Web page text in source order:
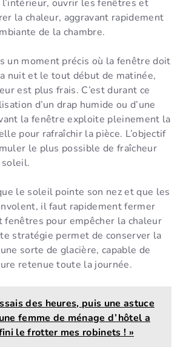
ouvrir les fenêtres et
la chaleur, aggravant rapidement
de la chambre.
un moment précis où la fenêtre doit
nuit et le tout début de matinée,
est plus frais. C’est durant ce
d’un drap humide ou d’une
la fenêtre exploite pleinement la
pour rafraîchir la pièce. L’objectif
le plus possible de fraîcheur
le soleil pointe son nez et que les
il faut rapidement fermer
fenêtres pour empêcher la chaleur
stratégie permet de conserver la
sorte de glacière, capable de
retenue toute la journée.
des heures, puis une astuce
femme de ménage d’hôtel a
le frotter mes robinets ! »